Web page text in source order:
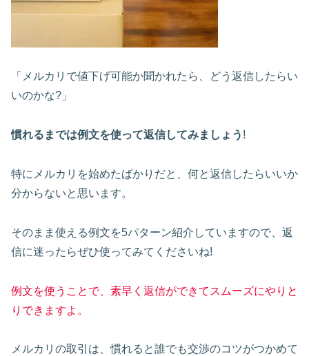
「メルカリで値下げ可能か聞かれたら、どう返信したらい
いのかな?」
慣れるまでは例文を使って返信してみましょう !
特にメルカリを始めたばかりだと、何と返信したらいいか
分からないと思います。
そのまま使える例文を5パターン紹介していますので、返
信に迷ったらぜひ使ってみてくださいね!
例文を使うことで、素早く返信ができてスムーズにやりと
りできますよ。
メルカリの取引は、慣れると誰でも交渉のコツがつかめて